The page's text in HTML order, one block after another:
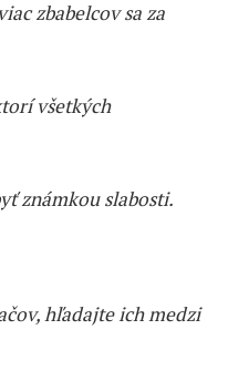
zbabelcov sa za
všetkých
známkou slabosti.
hľadajte ich medzi